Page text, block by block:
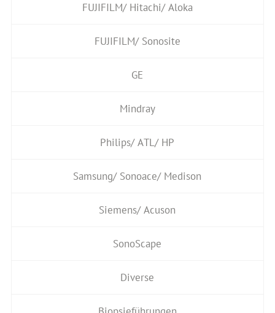
FUJIFILM/ Hitachi/ Aloka
FUJIFILM/ Sonosite
GE
Mindray
Philips/ ATL/ HP
Samsung/ Sonoace/ Medison
Siemens/ Acuson
SonoScape
Diverse